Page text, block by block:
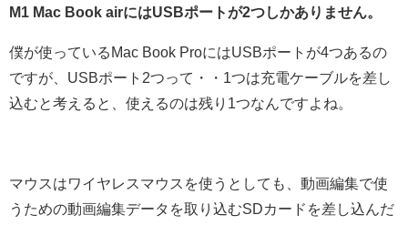
M1 Mac Book airにはUSBポートが2つしかありません。
僕が使っているMac Book ProにはUSBポートが4つあるの
ですが、USBポート2つって・・1つは充電ケーブルを差し
込むと考えると、使えるのは残り1つなんですよね。
マウスはワイヤレスマウスを使うとしても、動画編集で使
うための動画編集データを取り込むSDカードを差し込んだ